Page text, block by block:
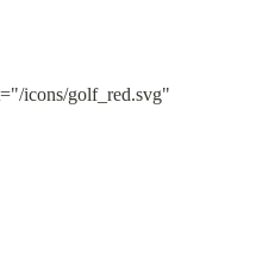
icons/golf_red.svg"